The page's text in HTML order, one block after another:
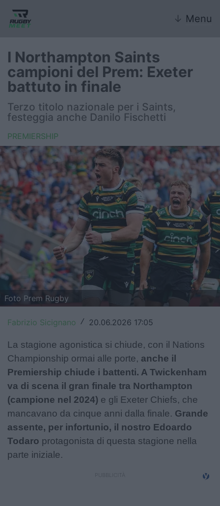
↓ Menu
Nazionale
Nazionali giovanili
Rugby Sevens
FIR
Internazionale
6 Nazioni
United Rugby Championship
Top14
Premiership
Champions Cup
Challenge Cup
World Rugby
Rugby World Cup
Super Rugby
Rugby in TV
Mercato
Serie A Elite
Campionati
I Northampton Saints
campioni del Prem: Exeter
battuto in finale
Terzo titolo nazionale per i Saints,
festeggia anche Danilo Fischetti
PREMIERSHIP
Foto Prem Rugby
Fabrizio Sicignano / 20.06.2026 17:05
La stagione agonistica si chiude, con il Nations
Championship ormai alle porte, anche il
Premiership chiude i battenti. A Twickenham
va di scena il gran finale tra Northampton
(campione nel 2024) e gli Exeter Chiefs, che
mancavano da cinque anni dalla finale. Grande
assente, per infortunio, il nostro Edoardo
Todaro protagonista di questa stagione nella
parte iniziale.